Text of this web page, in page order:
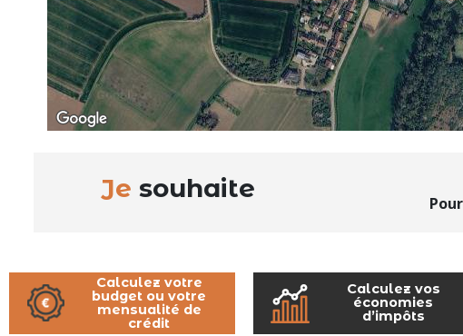
Je souhaite
Calculez votre
budget ou votre
mensualité de
crédit
Calculez vos
économies
d’impôts